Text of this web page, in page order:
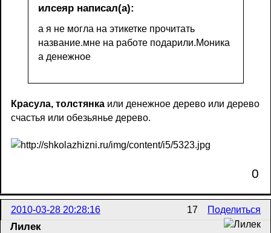
илсеяр написал(а):
а я не могла на этикетке прочитать
название.мне на работе подарили.Моника
а денежное
Красула, толстянкаили денежное дерево или дерево
счастья или обезьянье дерево.
0
Поделиться
17
2010-03-28 20:28:16
Лилек